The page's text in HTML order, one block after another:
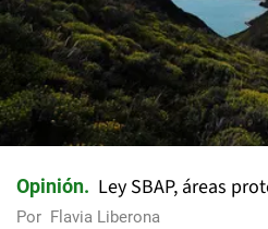
Opinión Ley SBAP, áreas
Por Flavia Liberona